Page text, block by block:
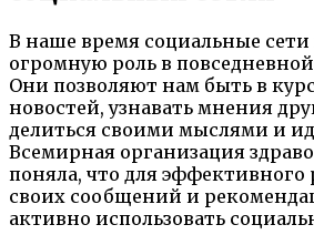
В наше время социальные
огромную роль в
Они позволяют нам быть в
новостей, узнавать мнения
делиться своими мыслями и
Всемирная организация
поняла, что для эффективного
своих сообщений и
активно использовать